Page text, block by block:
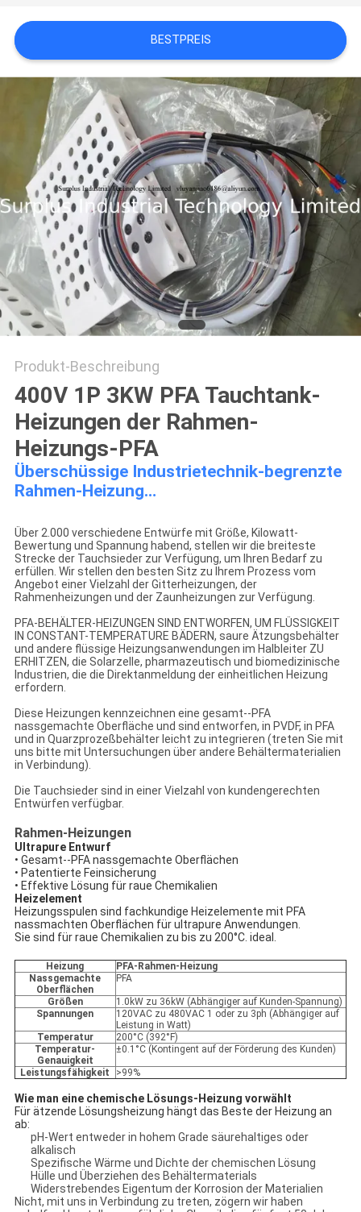
ANGEBOT
SITEMAP
PRIVACY
POLICY
BESTPREIS
Produkt-Beschreibung
400V 1P 3KW PFA Tauchtank-
Heizungen der Rahmen-
Heizungs-PFA
Überschüssige Industrietechnik-begrenzte
Rahmen-Heizung…
Über 2.000 verschiedene Entwürfe mit Größe, Kilowatt-
Bewertung und Spannung habend, stellen wir die breiteste
Strecke der Tauchsieder zur Verfügung, um Ihren Bedarf zu
erfüllen. Wir stellen den besten Sitz zu Ihrem Prozess vom
Angebot einer Vielzahl der Gitterheizungen, der
Rahmenheizungen und der Zaunheizungen zur Verfügung.
PFA-BEHÄLTER-HEIZUNGEN SIND ENTWORFEN, UM FLÜSSIGKEIT
IN CONSTANT-TEMPERATURE BÄDERN, saure Ätzungsbehälter
und andere flüssige Heizungsanwendungen im Halbleiter ZU
ERHITZEN, die Solarzelle, pharmazeutisch und biomedizinische
Industrien, die die Direktanmeldung der einheitlichen Heizung
erfordern.
Diese Heizungen kennzeichnen eine gesamt--PFA
nassgemachte Oberfläche und sind entworfen, in PVDF, in PFA
und in Quarzprozeßbehälter leicht zu integrieren (treten Sie mit
uns bitte mit Untersuchungen über andere Behältermaterialien
in Verbindung).
Die Tauchsieder sind in einer Vielzahl von kundengerechten
Entwürfen verfügbar.
Rahmen-Heizungen
Ultrapure Entwurf
• Gesamt--PFA nassgemachte Oberflächen
• Patentierte Feinsicherung
• Effektive Lösung für raue Chemikalien
Heizelement
Heizungsspulen sind fachkundige Heizelemente mit PFA
nassmachten Oberflächen für ultrapure Anwendungen.
Sie sind für raue Chemikalien zu bis zu 200°C. ideal.
Heizung
PFA-Rahmen-Heizung
Nassgemachte
Oberflächen
PFA
Größen
1.0kW zu 36kW (Abhängiger auf Kunden-Spannung)
Spannungen
120VAC zu 480VAC 1 oder zu 3ph (Abhängiger auf
Leistung in Watt)
Temperatur
200°C (392°F)
Temperatur-
Genauigkeit
±0.1°C (Kontingent auf der Förderung des Kunden)
Leistungsfähigkeit >99%
Wie man eine chemische Lösungs-Heizung vorwählt
Für ätzende Lösungsheizung hängt das Beste der Heizung an
ab:
pH-Wert entweder in hohem Grade säurehaltiges oder
alkalisch
Spezifische Wärme und Dichte der chemischen Lösung
Hülle und Überziehen des Behältermaterials
Widerstrebendes Eigentum der Korrosion der Materialien
Nicht, mit uns in Verbindung zu treten, zögern wir haben